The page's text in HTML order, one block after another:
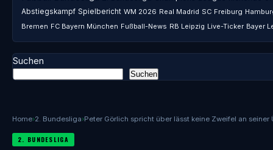
Home›2. Bundesliga›Peter Görlich spricht über lässt keine Zweifel an
2. BUNDESLIGA
Abstiegskampf Spielbericht WM 2026 Real Madrid SC Freiburg
Bremen FC Bayern München Fußball-News RB Leipzig Live-Ticker Bayer
Suchen
Suchen